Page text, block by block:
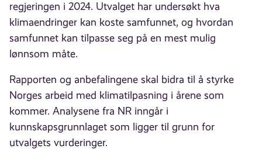
regjeringen i 2024. Utvalget har undersøkt hva
klimaendringer kan koste samfunnet, og hvordan
samfunnet kan tilpasse seg på en mest mulig
lønnsom måte.
Rapporten og anbefalingene skal bidra til å styrke
Norges arbeid med klimatilpasning i årene som
kommer. Analysene fra NR inngår i
kunnskapsgrunnlaget som ligger til grunn for
utvalgets vurderinger.